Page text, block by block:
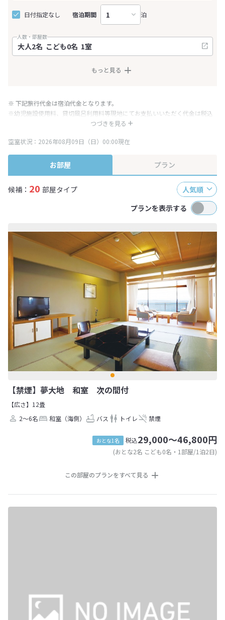
日付指定なし 宿泊期間 泊
人数・部屋数
もっと見る
つづきを見る
※ 下記旅行代金は宿泊代金となります。
※幼児施設使用料、貸切風呂利用料等現地にてお支払いいただく代金は税込
み表記となりますが、消費税増税に伴い代金が一部変更となる場合がござい
※表示されている旅行代金・プラン内容は一定時間ごとに更新されます。最
終確認画面でご確認ください。
空室状況：2026年08月09日（日）00:00現在
お部屋 プラン
候補： 20 部屋タイプ
人気順
プランを表示する
【禁煙】夢大地 和室 次の間付
【広さ】12畳
2～6名
和室（海側） バス トイレ 禁煙
おとな1名 税込29,000～46,800円
(おとな2名 こども0名・1部屋/1泊2日)
この部屋のプランをすべて見る